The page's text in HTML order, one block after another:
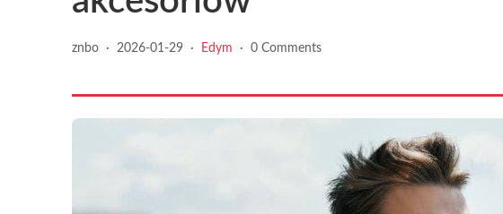
znbo · 2026-01-29 · Edym · 0 Comments